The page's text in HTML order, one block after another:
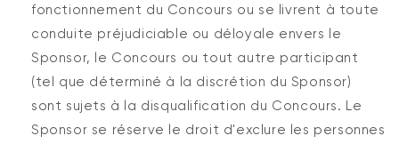
fonctionnement du Concours ou se livrent à toute
conduite préjudiciable ou déloyale envers le
Sponsor, le Concours ou tout autre participant
(tel que déterminé à la discrétion du Sponsor)
sont sujets à la disqualification du Concours. Le
Sponsor se réserve le droit d'exclure les personnes